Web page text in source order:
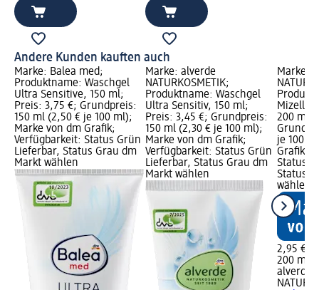
Andere Kunden kauften auch
Marke: Balea med;
Produktname: Waschgel
Ultra Sensitive, 150 ml;
Preis: 3,75 €; Grundpreis:
150 ml (2,50 € je 100 ml);
Marke von dm Grafik;
Verfügbarkeit: Status Grün
Lieferbar, Status Grau dm
Markt wählen
Marke: alverde
NATURKOSMETIK;
Produktname: Waschgel
Ultra Sensitiv, 150 ml;
Preis: 3,45 €; Grundpreis:
150 ml (2,30 € je 100 ml);
Marke von dm Grafik;
Verfügbarkeit: Status Grün
Lieferbar, Status Grau dm
Markt wählen
Marke:
200 ml;
je 100
Grafik;
Status
Status
wählen
2,95 €
200 ml
alverde